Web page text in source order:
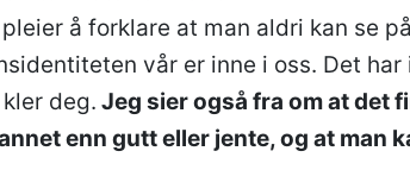
pleier å forklare at man aldri kan se
vår er inne i oss. Det
deg. Jeg sier også fra om at det
enn gutt eller jente, og at man